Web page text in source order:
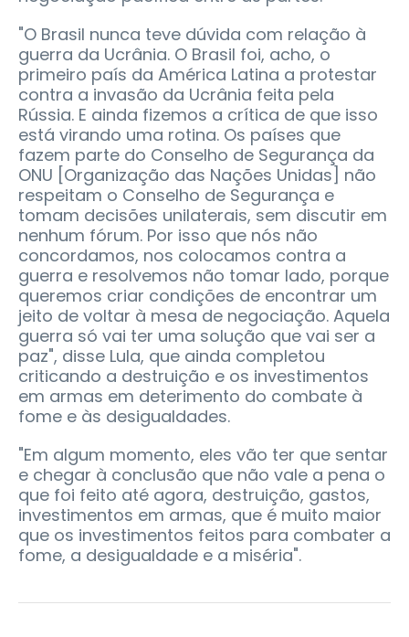
"O Brasil nunca teve dúvida com relação à
guerra da Ucrânia. O Brasil foi, acho, o
primeiro país da América Latina a protestar
contra a invasão da Ucrânia feita pela
Rússia. E ainda fizemos a crítica de que isso
está virando uma rotina. Os países que
fazem parte do Conselho de Segurança da
ONU [Organização das Nações Unidas] não
respeitam o Conselho de Segurança e
tomam decisões unilaterais, sem discutir em
nenhum fórum. Por isso que nós não
concordamos, nos colocamos contra a
guerra e resolvemos não tomar lado, porque
queremos criar condições de encontrar um
jeito de voltar à mesa de negociação. Aquela
guerra só vai ter uma solução que vai ser a
paz", disse Lula, que ainda completou
criticando a destruição e os investimentos
em armas em deterimento do combate à
fome e às desigualdades.
"Em algum momento, eles vão ter que sentar
e chegar à conclusão que não vale a pena o
que foi feito até agora, destruição, gastos,
investimentos em armas, que é muito maior
que os investimentos feitos para combater a
fome, a desigualdade e a miséria".